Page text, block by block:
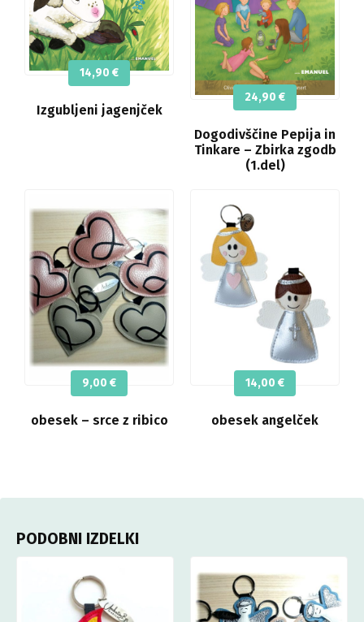
Izgubljeni jagenjček
14,90 €
Dogodivščine Pepija in
Tinkare – Zbirka zgodb
(1.del)
24,90 €
obesek – srce z ribico
9,00 €
obesek angelček
14,00 €
PODOBNI IZDELKI